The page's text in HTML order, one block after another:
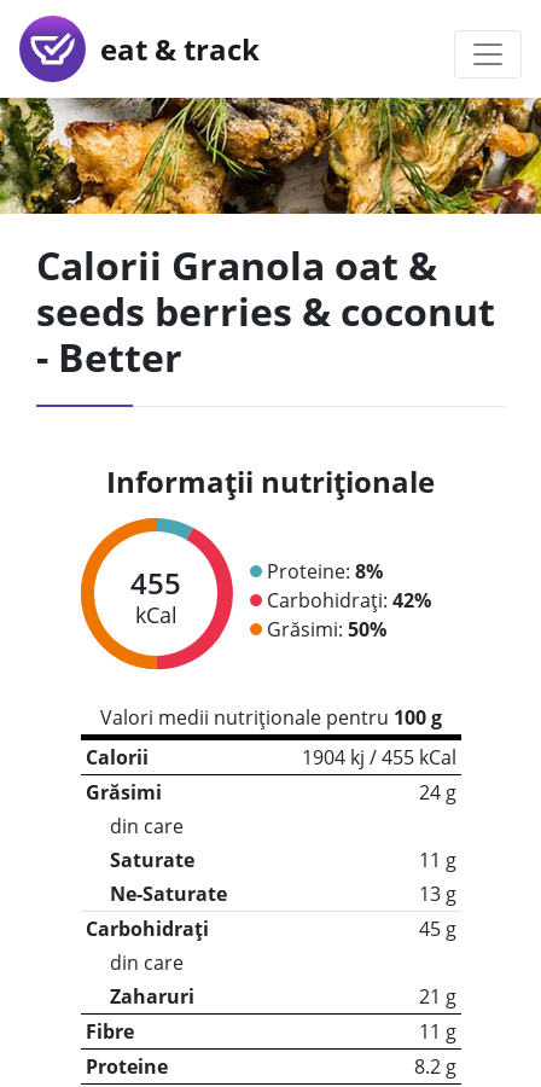
eat & track
Calorii Granola oat &
seeds berries & coconut
- Better
Informații nutriționale
455
kCal
Proteine: 8%
Carbohidrați: 42%
Grăsimi: 50%
Valori medii nutriționale pentru 100 g
Calorii
1904 kj / 455 kCal
Grăsimi
24 g
din care
Saturate
11 g
Ne-Saturate
13 g
Carbohidrați
45 g
din care
Zaharuri
21 g
Fibre
11 g
Proteine
8.2 g